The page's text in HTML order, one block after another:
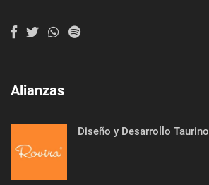
Alianzas
Diseño y Desarrollo Taurino